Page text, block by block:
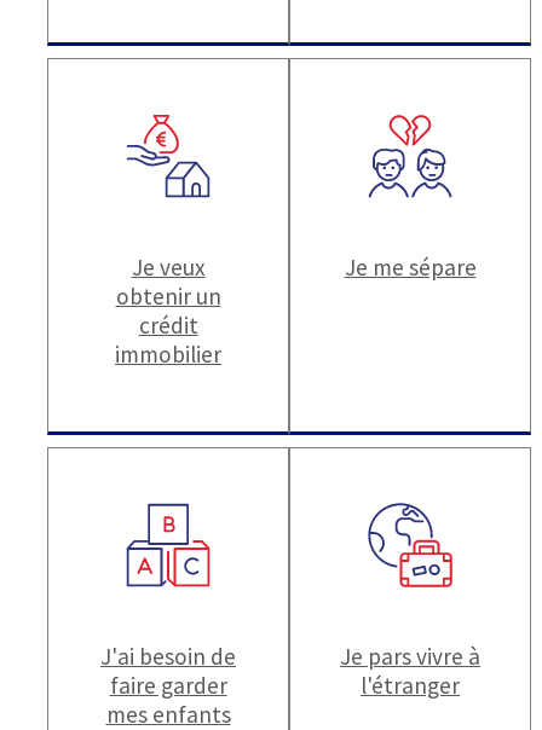
Je veux
obtenir un
crédit
immobilier
Je me sépare
J'ai besoin de
faire garder
mes enfants
Je pars vivre à
l'étranger